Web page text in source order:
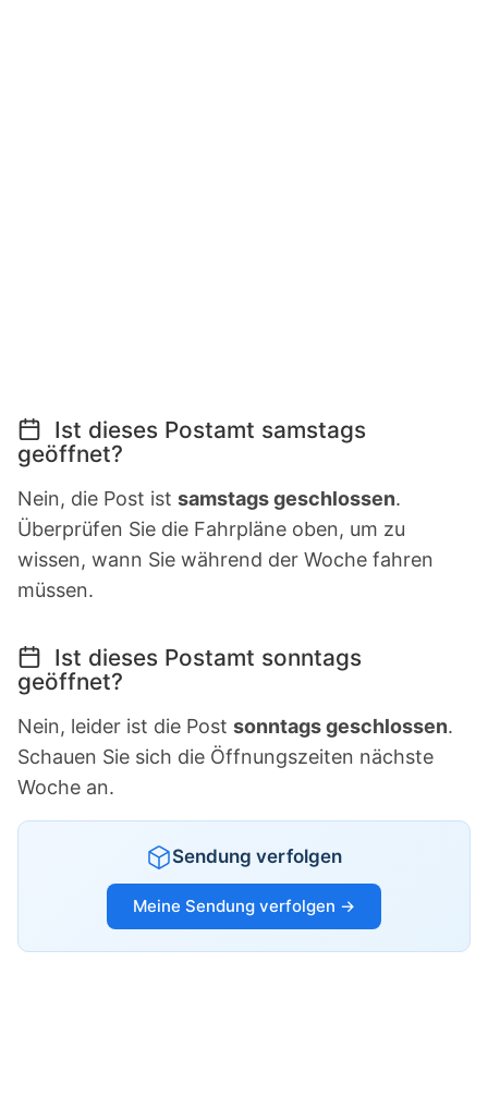
Ist dieses Postamt samstags
geöffnet?
Nein, die Post ist samstags geschlossen.
Überprüfen Sie die Fahrpläne oben, um zu
wissen, wann Sie während der Woche fahren
müssen.
Ist dieses Postamt sonntags
geöffnet?
Nein, leider ist die Post sonntags geschlossen.
Schauen Sie sich die Öffnungszeiten nächste
Woche an.
Sendung verfolgen
Meine Sendung verfolgen →